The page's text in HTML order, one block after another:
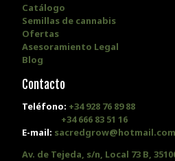
Catálogo
Semillas de cannabis
Ofertas
Asesoramiento Legal
Blog
Contacto
Teléfono: +34 928 76 89 88
+34 666 83 51 16
E-mail: sacredgrow@hotmail.com
Av. de Tejeda, s/n, Local 73 B,